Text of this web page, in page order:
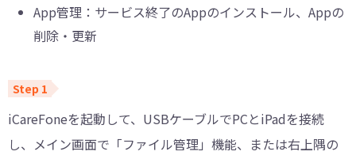
App管理：サービス終了のAppのインストール、Appの
削除・更新
iCareFoneを起動して、USBケーブルでPCとiPadを接続
し、メイン画面で「ファイル管理」機能、または右上隅の